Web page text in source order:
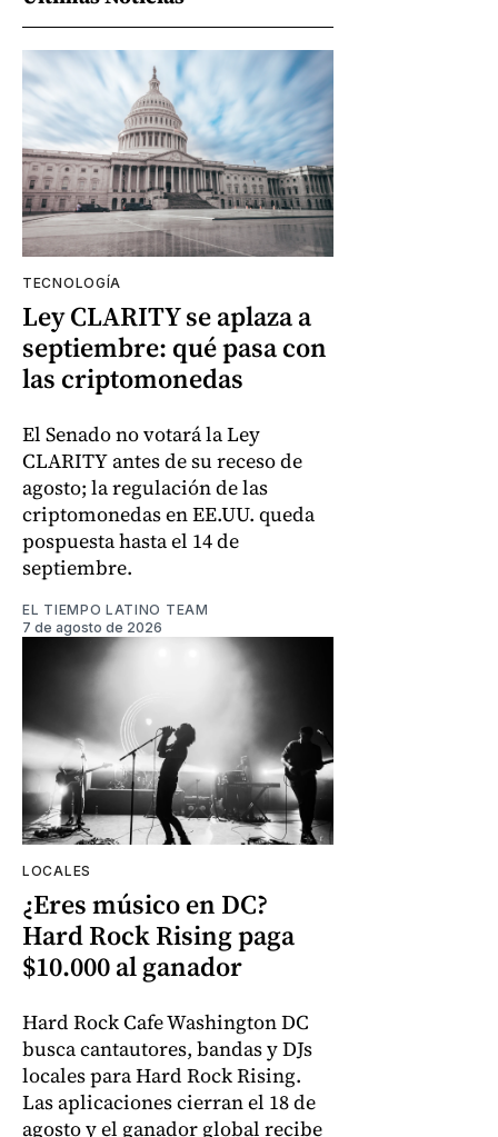
TECNOLOGÍA
Ley CLARITY se aplaza a
septiembre: qué pasa con
las criptomonedas
El Senado no votará la Ley
CLARITY antes de su receso de
agosto; la regulación de las
criptomonedas en EE.UU. queda
pospuesta hasta el 14 de
septiembre.
EL TIEMPO LATINO TEAM
7 de agosto de 2026
LOCALES
¿Eres músico en DC?
Hard Rock Rising paga
$10.000 al ganador
Hard Rock Cafe Washington DC
busca cantautores, bandas y DJs
locales para Hard Rock Rising.
Las aplicaciones cierran el 18 de
agosto y el ganador global recibe